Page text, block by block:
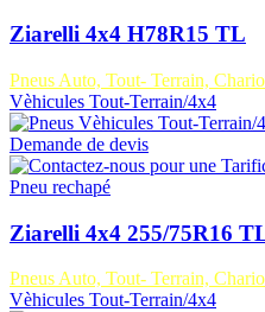
Ziarelli 4x4 H78R15 TL
Pneus Auto, Tout- Terrain,
Vèhicules Tout-Terrain/4x4
Demande de devis
Pneu rechapé
Ziarelli 4x4 255/75R16
Pneus Auto, Tout- Terrain,
Vèhicules Tout-Terrain/4x4